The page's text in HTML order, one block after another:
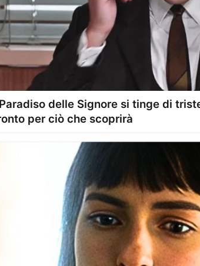
delle Signore si tinge di
per ciò che scoprirà